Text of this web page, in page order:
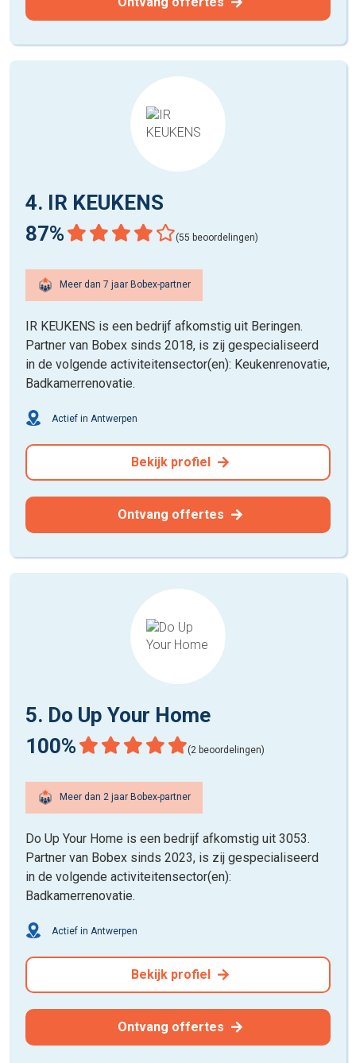
4. IR KEUKENS
87%
(55 beoordelingen)
Meer dan 7 jaar Bobex-partner
IR KEUKENS is een bedrijf afkomstig uit Beringen.
Partner van Bobex sinds 2018, is zij gespecialiseerd
in de volgende activiteitensector(en): Keukenrenovatie,
Badkamerrenovatie.
Actief in Antwerpen
Bekijk profiel
Ontvang offertes
5. Do Up Your Home
100%
(2 beoordelingen)
Meer dan 2 jaar Bobex-partner
Do Up Your Home is een bedrijf afkomstig uit 3053.
Partner van Bobex sinds 2023, is zij gespecialiseerd
in de volgende activiteitensector(en):
Badkamerrenovatie.
Actief in Antwerpen
Bekijk profiel
Ontvang offertes